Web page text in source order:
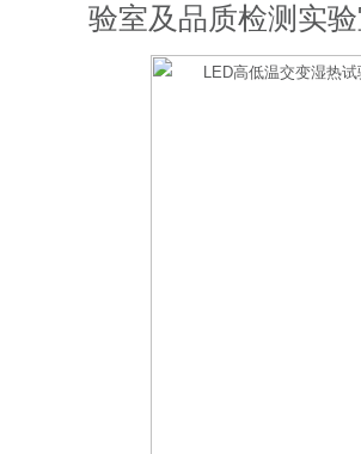
验室及品质检测实